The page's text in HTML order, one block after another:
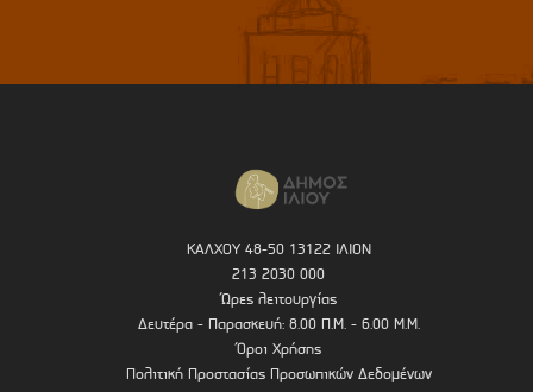
ΚΑΛΧΟΥ 48-50 13122 ΙΛΙΟΝ
213 2030 000
Ώρες λειτουργίας
Δευτέρα - Παρασκευή: 8.00 Π.Μ. - 6.00 Μ.Μ.
Όροι Χρήσης
Πολιτική Προστασίας Προσωπικών Δεδομένων